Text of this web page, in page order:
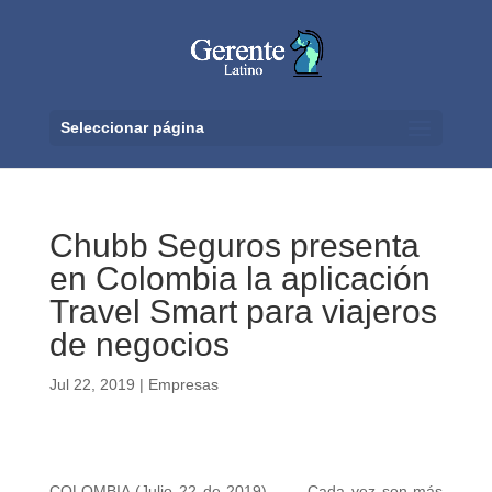
Seleccionar página
Chubb Seguros presenta
en Colombia la aplicación
Travel Smart para viajeros
de negocios
Jul 22, 2019 | Empresas